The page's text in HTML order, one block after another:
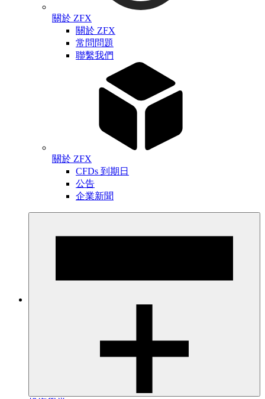
關於 ZFX
關於 ZFX
常問問題
聯繫我們
關於 ZFX
CFDs 到期日
公告
企業新聞